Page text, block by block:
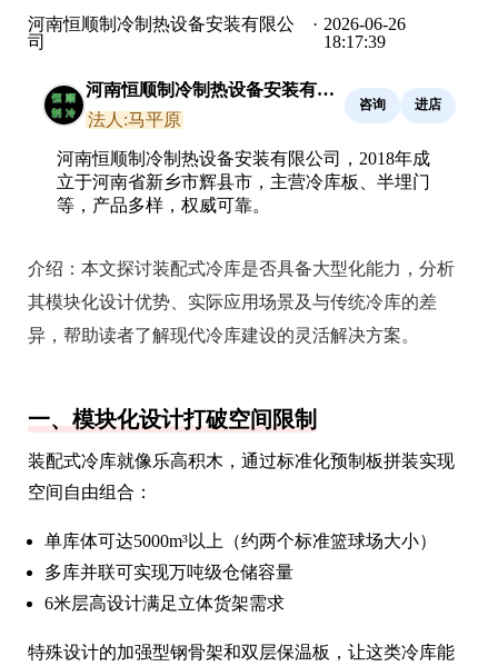
河南恒顺制冷制热设备安装有限公
司
· 2026-06-26
18:17:39
河南恒顺制冷制热设备安装有限
公司
法人:马平原
咨询 进店
河南恒顺制冷制热设备安装有限公司，2018年成
立于河南省新乡市辉县市，主营冷库板、半埋门
等，产品多样，权威可靠。
介绍： 本文探讨装配式冷库是否具备大型化能力，分析
其模块化设计优势、实际应用场景及与传统冷库的差
异，帮助读者了解现代冷库建设的灵活解决方案。
一、模块化设计打破空间限制
装配式冷库就像乐高积木，通过标准化预制板拼装实现
空间自由组合：
单库体可达5000m³以上（约两个标准篮球场大小）
多库并联可实现万吨级仓储容量
6米层高设计满足立体货架需求
特殊设计的加强型钢骨架和双层保温板，让这类冷库能